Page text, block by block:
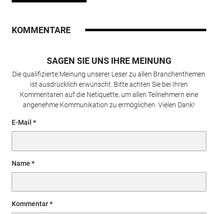
KOMMENTARE
SAGEN SIE UNS IHRE MEINUNG
Die qualifizierte Meinung unserer Leser zu allen Branchenthemen
ist ausdrücklich erwünscht. Bitte achten Sie bei Ihren
Kommentaren auf die Netiquette, um allen Teilnehmern eine
angenehme Kommunikation zu ermöglichen. Vielen Dank!
E-Mail
Name
Kommentar